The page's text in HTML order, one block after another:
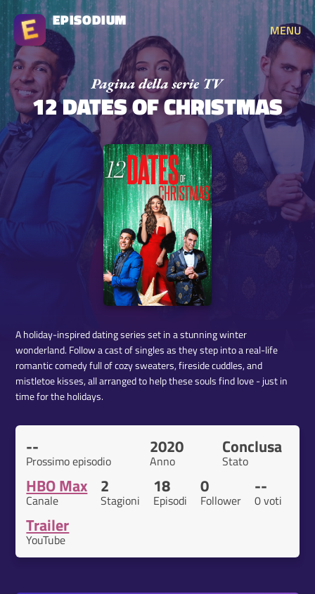
EPISODIUM
MENU
12 DATES OF CHRISTMAS
A holiday-inspired dating series set in a stunning winter
wonderland. Follow a cast of singles as they step into a real-life
romantic comedy full of cozy sweaters, fireside cuddles, and
mistletoe kisses, all arranged to help these souls find love - just in
time for the holidays.
--
Prossimo episodio
2020
Anno
Conclusa
Stato
HBO Max
Canale
2
Stagioni
18
Episodi
0
Follower
--
0 voti
Trailer
YouTube